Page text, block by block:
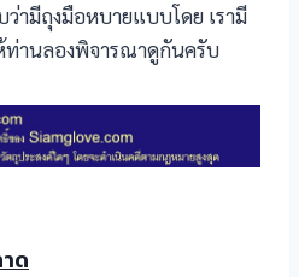
ว่ามีถุงมือหบายแบบโดย เรามี
ท่านลองพิจารณาดูกันครับ
ด